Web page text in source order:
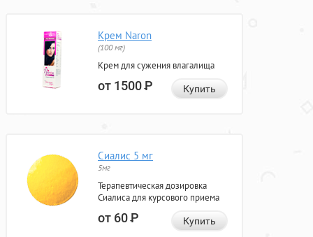
Крем Naron
(100 мг)
Крем для сужения влагалища
от 1500Р Купить
Сиалис 5 мг
5мг
Терапевтическая дозировка
Сиалиса для курсового приема
от 60Р Купить